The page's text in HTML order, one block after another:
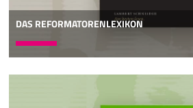
DAS REFORMATORENLEXIKON